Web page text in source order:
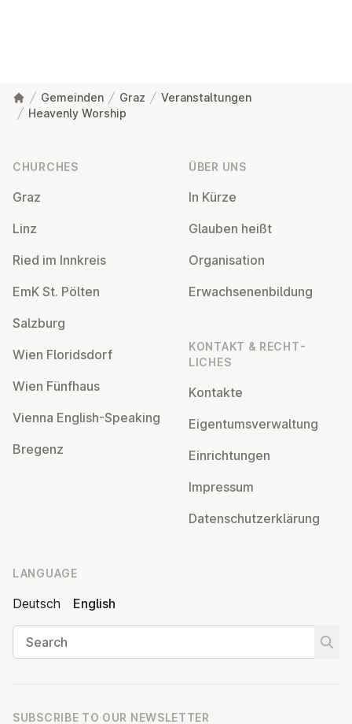
Gemeinden Graz
Veranstaltungen
Heavenly Worship
CHURCHES
Graz
Linz
Ried im Innkreis
EmK St. Pölten
Salzburg
Wien Flor­idsdorf
Wien Fünfhaus
Vienna English-Speaking
Bregenz
ÜBER UNS
In Kürze
Glauben heißt
Or­gan­isa­tion
Er­wach­sen­en­bildung
KONTAKT & RECHT­
LICHES
Kontakte
Ei­gentums­ver­wal­tung
Ein­rich­tun­gen
Impressum
Datens­chutzerklärung
LANGUAGE
Deutsch
English
Search
SUBSCRIBE TO OUR NEWSLETTER